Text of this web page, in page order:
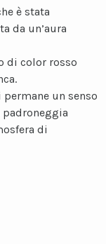
è stata
da un’aura
di color rosso
un senso
di